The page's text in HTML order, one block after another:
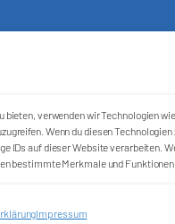
bieten, verwenden wir Technologien
Wenn du diesen
IDs auf dieser Website verarbeiten.
bestimmte Merkmale und
Impressum